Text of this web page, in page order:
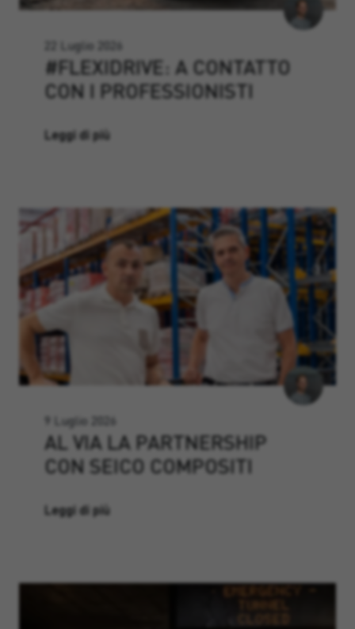
22 Luglio 2026
#FLEXIDRIVE: A CONTATTO
CON I PROFESSIONISTI
Leggi di più
9 Luglio 2026
AL VIA LA PARTNERSHIP
CON SEICO COMPOSITI
Leggi di più